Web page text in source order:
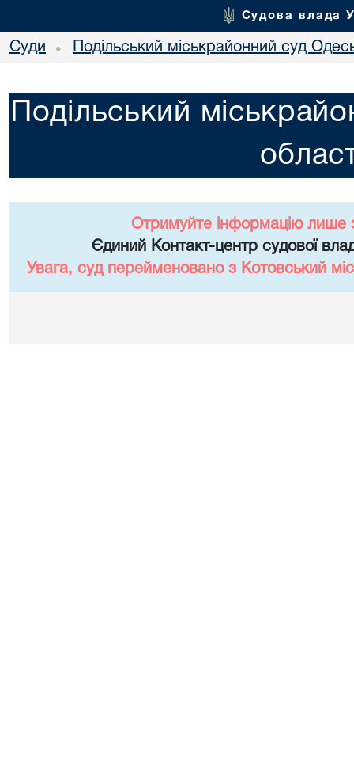
Судова влада
Суди • Подільський міськрайонний суд
Подільський
Отримуйте інформацію лише
Єдиний Контакт-центр судової
Увага, суд перейменовано з Котовський